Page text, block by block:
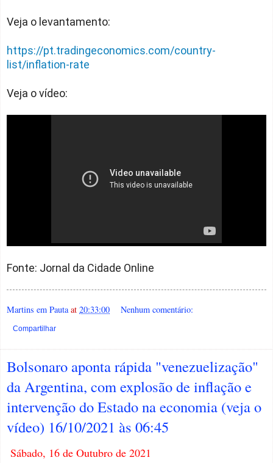
Veja o levantamento:
https://pt.tradingeconomics.com/country-
list/inflation-rate
Veja o vídeo:
Fonte: Jornal da Cidade Online
Martins em Pauta at 20:33:00 Nenhum comentário:
Compartilhar
Bolsonaro aponta rápida "venezuelização"
da Argentina, com explosão de inflação e
intervenção do Estado na economia (veja o
vídeo) 16/10/2021 às 06:45
Sábado, 16 de Outubro de 2021